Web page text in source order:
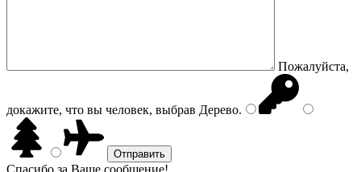
Пожалуйста,
докажите, что вы человек, выбрав Дерево.
Спасибо за Ваше сообщение!